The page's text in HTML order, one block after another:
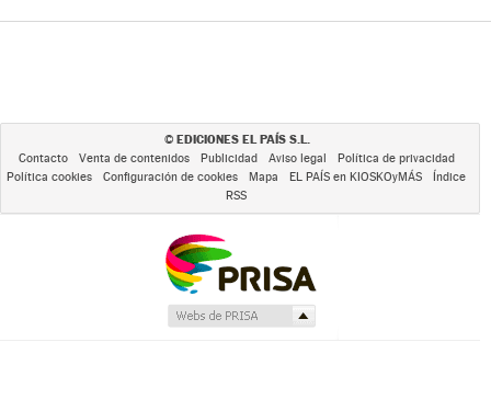
© EDICIONES EL PAÍS S.L.
Contacto Venta de contenidos Publicidad Aviso legal
Política de privacidad
Política cookies
Configuración de cookies Mapa EL PAÍS en KIOSKOyMÁS
Índice
RSS